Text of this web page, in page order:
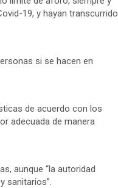
19, y hayan transcurrido
si se hacen en
de acuerdo con los
adecuada de manera
aunque “la autoridad
sanitarios”.